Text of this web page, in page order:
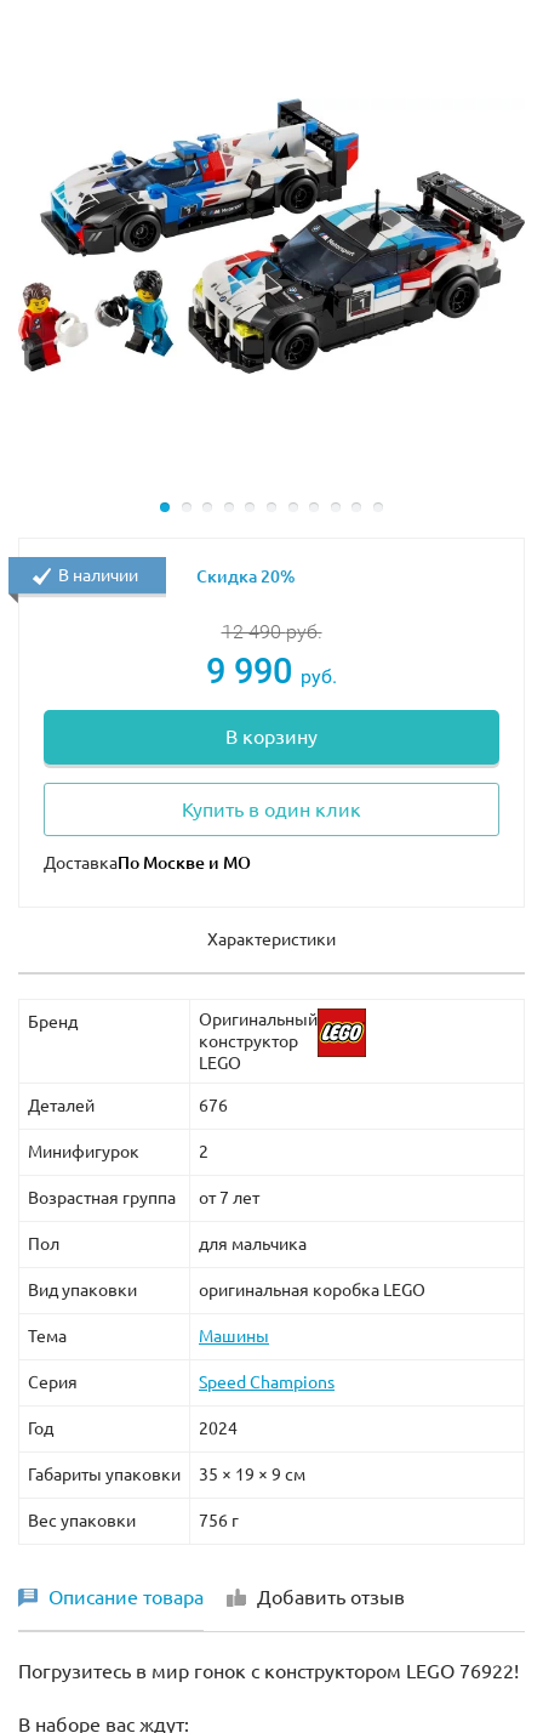
12 490руб.
9 990 руб.
В корзину
Купить в один клик
Доставка
В наличии Скидка 20%
Характеристики
Бренд
Оригинальный
конструктор
LEGO
Деталей 676
Минифигурок 2
Возрастная группа от 7 лет
Пол для мальчика
Вид упаковки оригинальная коробка LEGO
Тема Машины
Серия Speed Champions
Год 2024
Габариты упаковки 35 × 19 × 9 см
Вес упаковки 756 г
Описание товара Добавить отзыв
Погрузитесь в мир гонок с конструктором LEGO 76922!
В наборе вас ждут: